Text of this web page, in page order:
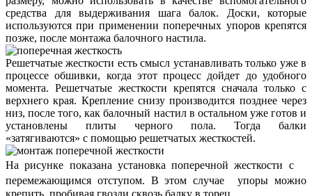
средства для выдерживания шага балок. Доски, которые
используются при применении поперечных упоров крепятся
позже, после монтажа балочного настила.
Решетчатые жесткости есть смысл устанавливать только уже в
процессе обшивки, когда этот процесс дойдет до удобного
момента. Решетчатые жесткости крепятся сначала только с
верхнего края. Крепление снизу производится позднее через
низ, после того, как балочный настил в остальном уже готов и
установлены плиты черного пола. Тогда балки
«затягиваются» с помощью решетчатых жесткостей.
На рисунке показана установка поперечной жесткости с
перемежающимся отступом. В этом случае упоры можно
крепить, пробивая гвозди сквозь балку в торец.